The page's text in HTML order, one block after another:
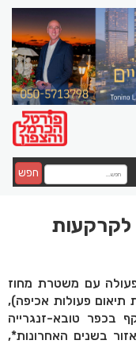
חפש
לקרקעות
עם משטרת מחוז
פעולות אכיפה),
בכפר טובא-זנגרייה
בשנים האחרונות*,